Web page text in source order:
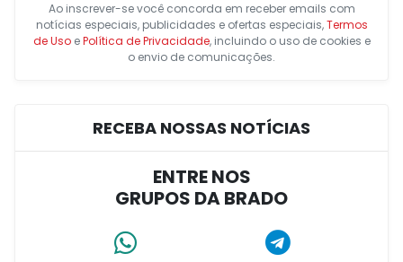
Ao inscrever-se você concorda em receber emails com
notícias especiais, publicidades e ofertas especiais,Termos
de UsoePolítica de Privacidade, incluindo o uso de cookies e
o envio de comunicações.
RECEBA NOSSAS NOTÍCIAS
ENTRE NOS
GRUPOS DA BRADO